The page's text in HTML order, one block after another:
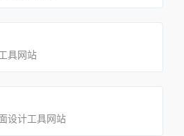
具网站
设计工具网站